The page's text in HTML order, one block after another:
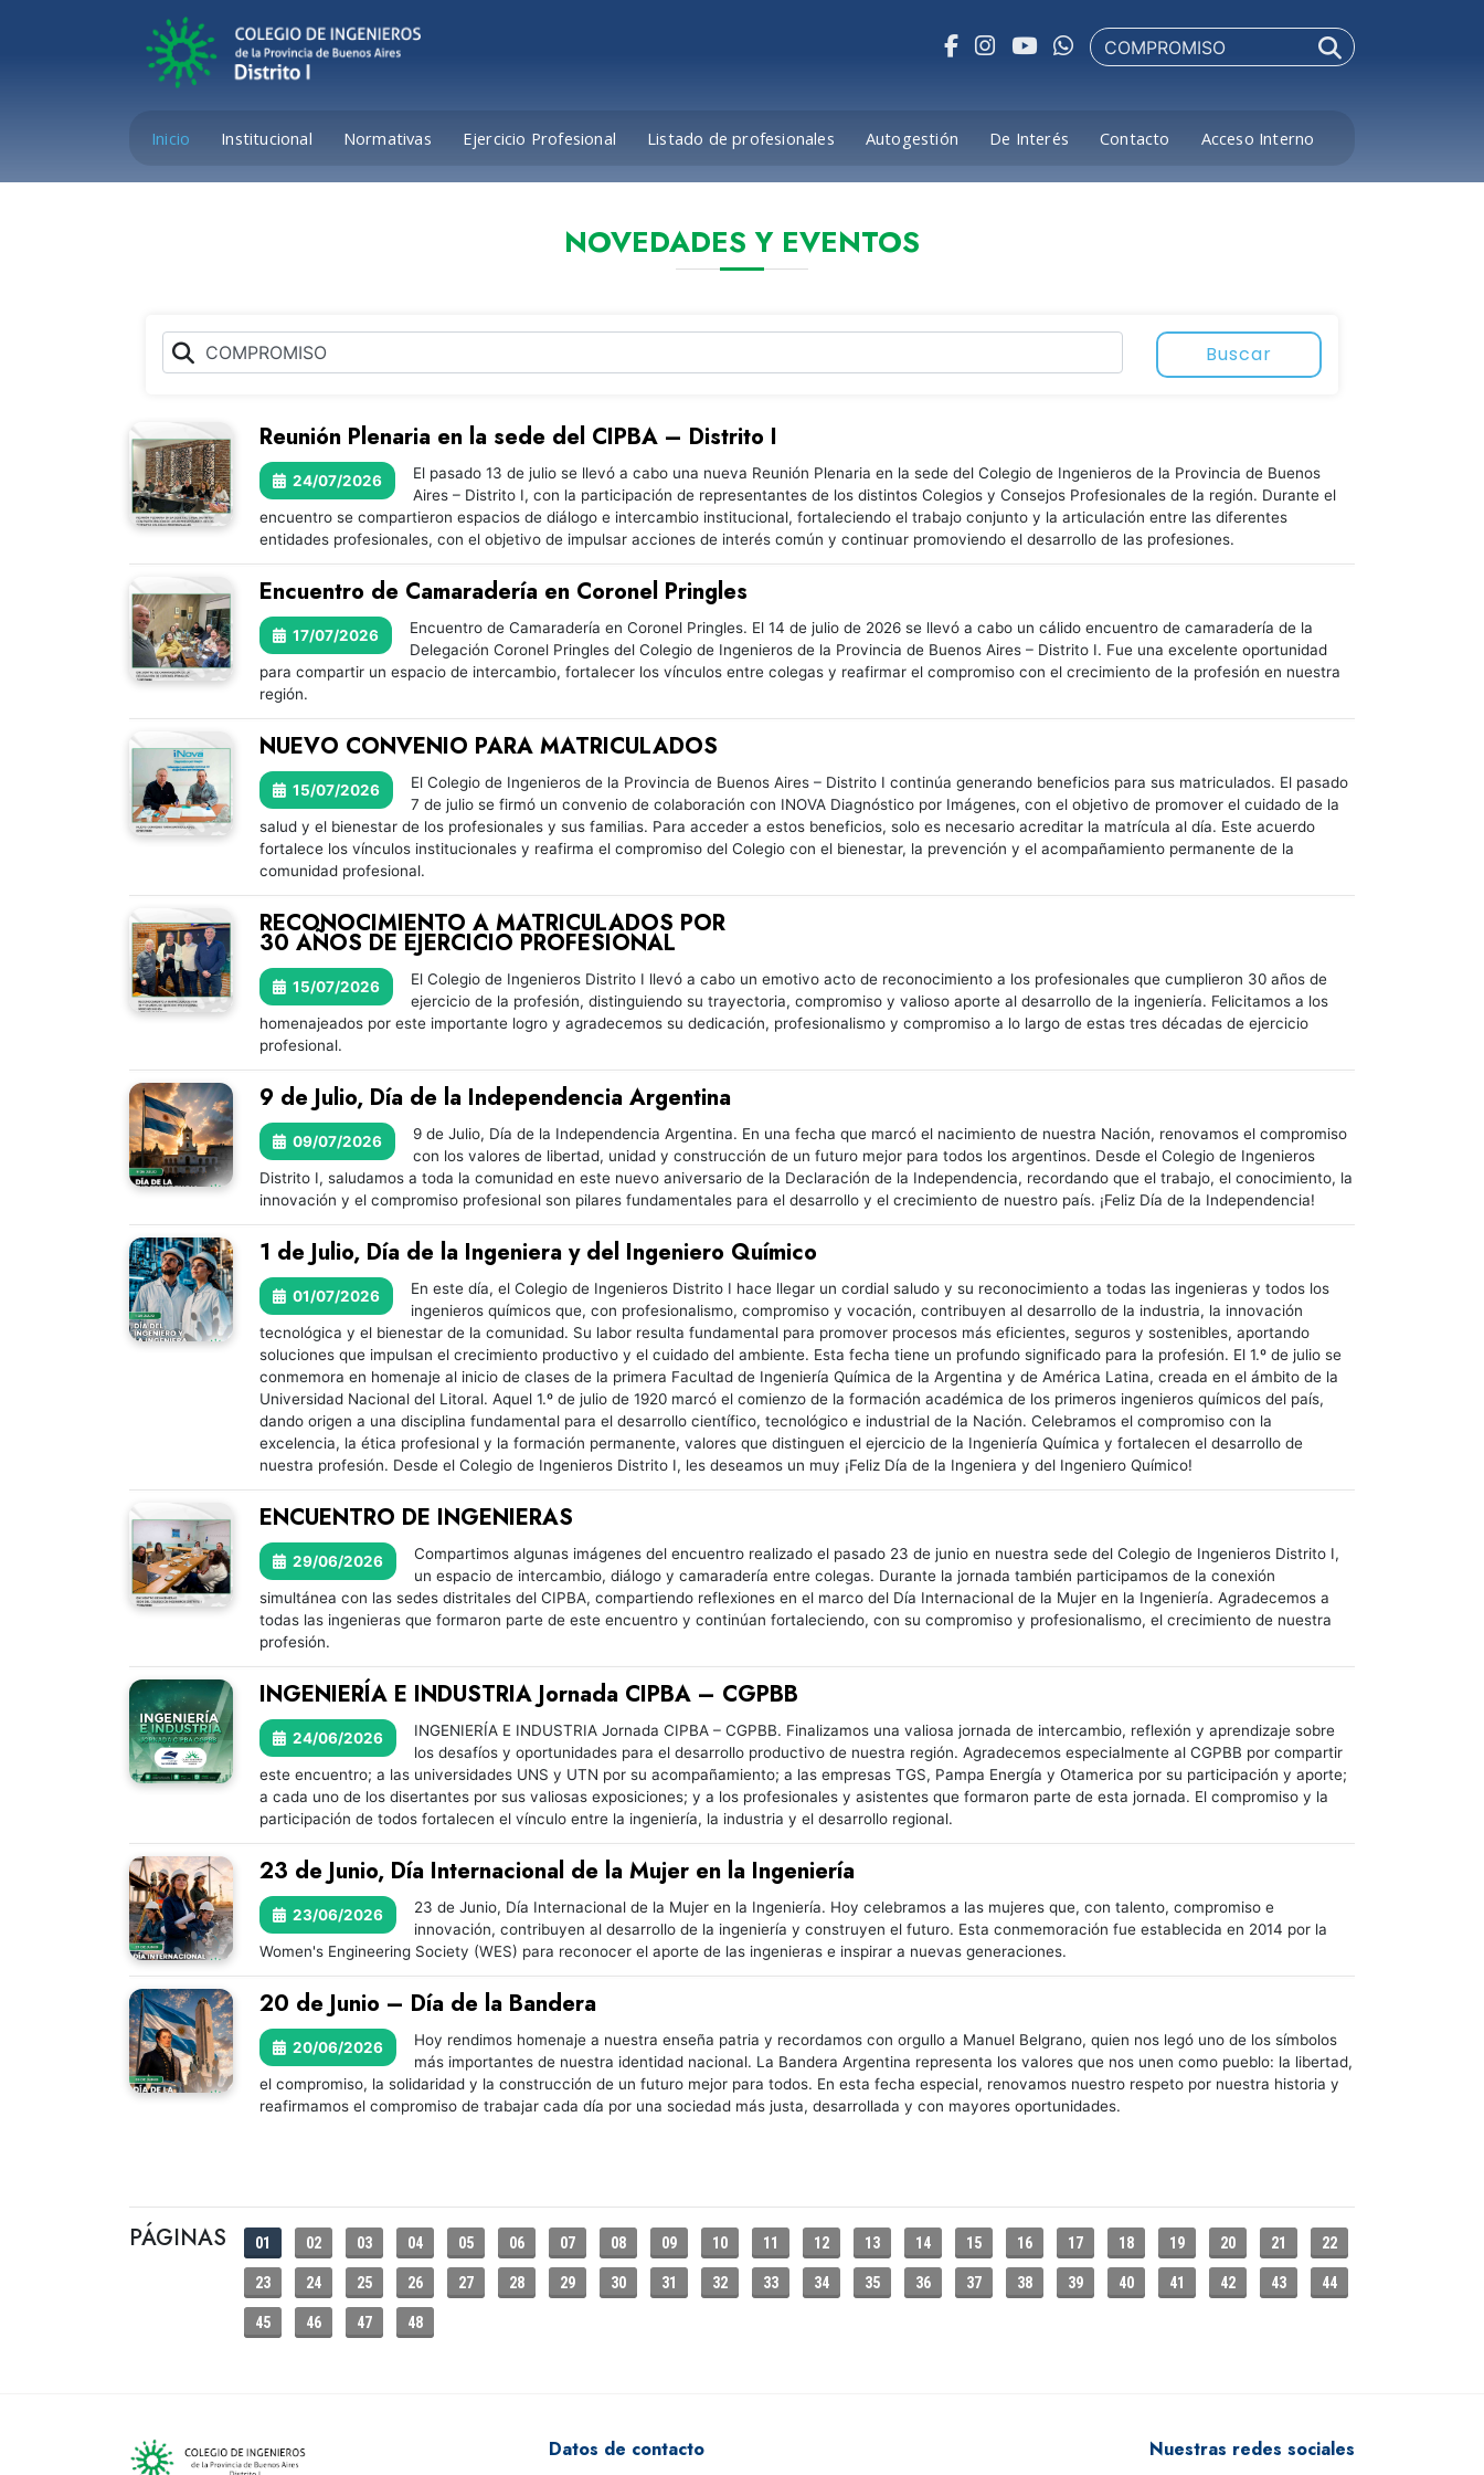
Inicio Institucional Normativas Ejercicio Profesional Listado de profesionales Autogestión De Interés Contacto Acceso Interno
NOVEDADES Y EVENTOS
Buscar
Reunión Plenaria en la sede del CIPBA – Distrito I
24/07/2026
El pasado 13 de julio se llevó a cabo una nueva Reunión Plenaria en la sede del Colegio de Ingenieros de la Provincia de Buenos
Aires – Distrito I, con la participación de representantes de los distintos Colegios y Consejos Profesionales de la región. Durante el
encuentro se compartieron espacios de diálogo e intercambio institucional, fortaleciendo el trabajo conjunto y la articulación entre las diferentes
entidades profesionales, con el objetivo de impulsar acciones de interés común y continuar promoviendo el desarrollo de las profesiones.
Encuentro de Camaradería en Coronel Pringles
17/07/2026
Encuentro de Camaradería en Coronel Pringles. El 14 de julio de 2026 se llevó a cabo un cálido encuentro de camaradería de la
Delegación Coronel Pringles del Colegio de Ingenieros de la Provincia de Buenos Aires – Distrito I. Fue una excelente oportunidad
para compartir un espacio de intercambio, fortalecer los vínculos entre colegas y reafirmar el compromiso con el crecimiento de la profesión en nuestra
región.
NUEVO CONVENIO PARA MATRICULADOS
15/07/2026
El Colegio de Ingenieros de la Provincia de Buenos Aires – Distrito I continúa generando beneficios para sus matriculados. El pasado
7 de julio se firmó un convenio de colaboración con INOVA Diagnóstico por Imágenes, con el objetivo de promover el cuidado de la
salud y el bienestar de los profesionales y sus familias. Para acceder a estos beneficios, solo es necesario acreditar la matrícula al día. Este acuerdo
fortalece los vínculos institucionales y reafirma el compromiso del Colegio con el bienestar, la prevención y el acompañamiento permanente de la
comunidad profesional.
RECONOCIMIENTO A MATRICULADOS POR
30 AÑOS DE EJERCICIO PROFESIONAL
15/07/2026
El Colegio de Ingenieros Distrito I llevó a cabo un emotivo acto de reconocimiento a los profesionales que cumplieron 30 años de
ejercicio de la profesión, distinguiendo su trayectoria, compromiso y valioso aporte al desarrollo de la ingeniería. Felicitamos a los
homenajeados por este importante logro y agradecemos su dedicación, profesionalismo y compromiso a lo largo de estas tres décadas de ejercicio
profesional.
9 de Julio, Día de la Independencia Argentina
09/07/2026
9 de Julio, Día de la Independencia Argentina. En una fecha que marcó el nacimiento de nuestra Nación, renovamos el compromiso
con los valores de libertad, unidad y construcción de un futuro mejor para todos los argentinos. Desde el Colegio de Ingenieros
Distrito I, saludamos a toda la comunidad en este nuevo aniversario de la Declaración de la Independencia, recordando que el trabajo, el conocimiento, la
innovación y el compromiso profesional son pilares fundamentales para el desarrollo y el crecimiento de nuestro país. ¡Feliz Día de la Independencia!
1 de Julio, Día de la Ingeniera y del Ingeniero Químico
01/07/2026
En este día, el Colegio de Ingenieros Distrito I hace llegar un cordial saludo y su reconocimiento a todas las ingenieras y todos los
ingenieros químicos que, con profesionalismo, compromiso y vocación, contribuyen al desarrollo de la industria, la innovación
tecnológica y el bienestar de la comunidad. Su labor resulta fundamental para promover procesos más eficientes, seguros y sostenibles, aportando
soluciones que impulsan el crecimiento productivo y el cuidado del ambiente. Esta fecha tiene un profundo significado para la profesión. El 1.º de julio se
conmemora en homenaje al inicio de clases de la primera Facultad de Ingeniería Química de la Argentina y de América Latina, creada en el ámbito de la
Universidad Nacional del Litoral. Aquel 1.º de julio de 1920 marcó el comienzo de la formación académica de los primeros ingenieros químicos del país,
dando origen a una disciplina fundamental para el desarrollo científico, tecnológico e industrial de la Nación. Celebramos el compromiso con la
excelencia, la ética profesional y la formación permanente, valores que distinguen el ejercicio de la Ingeniería Química y fortalecen el desarrollo de
nuestra profesión. Desde el Colegio de Ingenieros Distrito I, les deseamos un muy ¡Feliz Día de la Ingeniera y del Ingeniero Químico!
ENCUENTRO DE INGENIERAS
29/06/2026
Compartimos algunas imágenes del encuentro realizado el pasado 23 de junio en nuestra sede del Colegio de Ingenieros Distrito I,
un espacio de intercambio, diálogo y camaradería entre colegas. Durante la jornada también participamos de la conexión
simultánea con las sedes distritales del CIPBA, compartiendo reflexiones en el marco del Día Internacional de la Mujer en la Ingeniería. Agradecemos a
todas las ingenieras que formaron parte de este encuentro y continúan fortaleciendo, con su compromiso y profesionalismo, el crecimiento de nuestra
profesión.
INGENIERÍA E INDUSTRIA Jornada CIPBA – CGPBB
24/06/2026
INGENIERÍA E INDUSTRIA Jornada CIPBA – CGPBB. Finalizamos una valiosa jornada de intercambio, reflexión y aprendizaje sobre
los desafíos y oportunidades para el desarrollo productivo de nuestra región. Agradecemos especialmente al CGPBB por compartir
este encuentro; a las universidades UNS y UTN por su acompañamiento; a las empresas TGS, Pampa Energía y Otamerica por su participación y aporte;
a cada uno de los disertantes por sus valiosas exposiciones; y a los profesionales y asistentes que formaron parte de esta jornada. El compromiso y la
participación de todos fortalecen el vínculo entre la ingeniería, la industria y el desarrollo regional.
23 de Junio, Día Internacional de la Mujer en la Ingeniería
23/06/2026
23 de Junio, Día Internacional de la Mujer en la Ingeniería. Hoy celebramos a las mujeres que, con talento, compromiso e
innovación, contribuyen al desarrollo de la ingeniería y construyen el futuro. Esta conmemoración fue establecida en 2014 por la
Women's Engineering Society (WES) para reconocer el aporte de las ingenieras e inspirar a nuevas generaciones.
20 de Junio – Día de la Bandera
20/06/2026
Hoy rendimos homenaje a nuestra enseña patria y recordamos con orgullo a Manuel Belgrano, quien nos legó uno de los símbolos
más importantes de nuestra identidad nacional. La Bandera Argentina representa los valores que nos unen como pueblo: la libertad,
el compromiso, la solidaridad y la construcción de un futuro mejor para todos. En esta fecha especial, renovamos nuestro respeto por nuestra historia y
reafirmamos el compromiso de trabajar cada día por una sociedad más justa, desarrollada y con mayores oportunidades.
PÁGINAS 01 02 03 04 05 06 07 08 09 10 11 12 13 14 15 16 17 18 19 20 21 22
23 24 25 26 27 28 29 30 31 32 33 34 35 36 37 38 39 40 41 42 43 44
45 46 47 48
Datos de contacto Nuestras redes sociales